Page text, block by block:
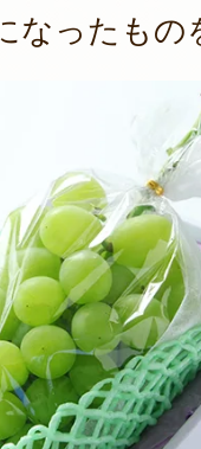
なったもの